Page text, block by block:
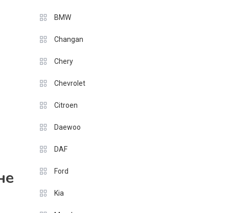
BMW
Changan
Chery
Chevrolet
Citroen
Daewoo
DAF
Ford
Kia